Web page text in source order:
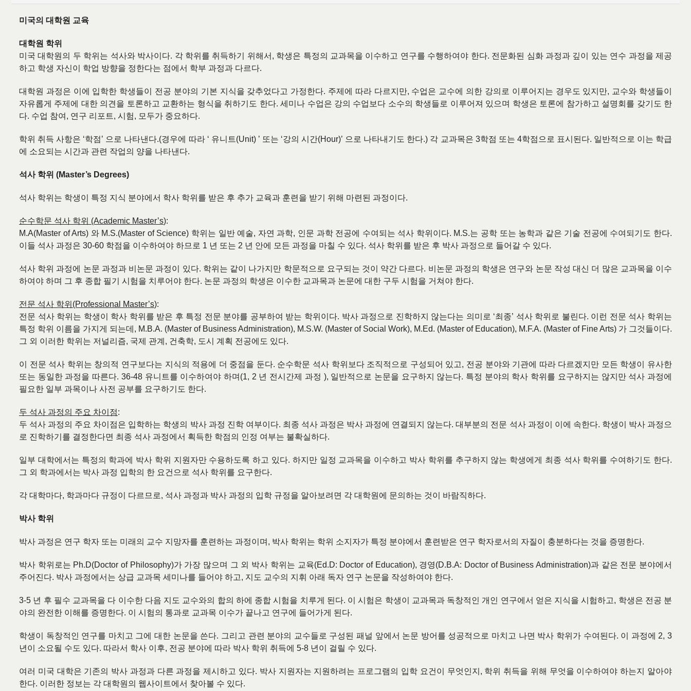
미국의 대학원 교육
대학원 학위
미국 대학원의 두 학위는 석사와 박사이다. 각 학위를 취득하기 위해서 , 학생은 특정의 교과목을 이수하고 연구를 수행하여야 한다. 전문화된 심화 과정과 깊이 있는 연수 과정을 제공
하고 학생 자신이 학업 방향을 정한다는 점에서 학부 과정과 다르다.
대학원 과정은 이에 입학한 학생들이 전공 분야의 기본 지식을 갖추었다고 가정한다. 주제에 따라 다르지만, 수업은 교수에 의한 강의로 이루어지는 경우도 있지만, 교수와 학생들이
자유롭게 주제에 대한 의견을 토론하고 교환하는 형식을 취하기도 한다.세미나 수업은 강의 수업보다 소수의 학생들로 이루어져 있으며 학생은 토론에 참가하고 설명회를 갖기도 한
다. 수업 참여 , 연구 리포트, 시험, 모두가 중요하다.
학위 취득 사항은 ‘학점’ 으로 나타낸다.(경우에 따라‘ 유니트(Unit) ’ 또는 ‘강의 시간(Hour)’ 으로 나타내기도 한다.) 각 교과목은 3학점 또는 4학점으로 표시된다. 일반적으로 이는 학급
에 소요되는 시간과 관련 작업의 양을 나타낸다.
석사 학위 (Master’s Degrees)
석사 학위는 학생이 특정 지식 분야에서 학사 학위를 받은 후 추가 교육과 훈련을 받기 위해 마련된 과정이다.
순수학문 석사 학위 (Academic Master’s):
M.A(Master of Arts) 와 M.S.(Master of Science) 학위는 일반 예술, 자연 과학, 인문 과학 전공에 수여되는 석사 학위이다. M.S.는 공학 또는 농학과 같은 기술 전공에 수여되기도 한다.
이들 석사 과정은 30-60 학점을 이수하여야 하므로 1 년 또는 2 년 안에 모든 과정을 마칠 수 있다. 석사 학위를 받은 후 박사 과정으로 들어갈 수 있다.
석사 학위 과정에 논문 과정과 비논문 과정이 있다. 학위는 같이 나가지만 학문적으로 요구되는 것이 약간 다르다. 비논문 과정의 학생은 연구와 논문 작성 대신 더 많은 교과목을 이수
하여야 하며 그 후 종합 필기 시험을 치루어야 한다. 논문 과정의 학생은 이수한 교과목과 논문에 대한 구두 시험을 거쳐야 한다.
전문 석사 학위 (Professional Master’s):
전문 석사 학위는 학생이 학사 학위를 받은 후 특정 전문 분야를 공부하여 받는 학위이다. 박사 과정으로 진학하지 않는다는 의미로 ‘최종’ 석사 학위로 불린다. 이런 전문 석사 학위는
특정 학위 이름을 가지게 되는데 , M.B.A. (Master of Business Administration), M.S.W. (Master of Social Work), M.Ed. (Master of Education), M.F.A. (Master of Fine Arts) 가 그것들이다.
그 외 이러한 학위는 저널리즘, 국제 관계 , 건축학, 도시 계획 전공에도 있다.
이 전문 석사 학위는 창의적 연구보다는 지식의 적용에 더 중점을 둔다. 순수학문 석사 학위보다 조직적으로 구성되어 있고, 전공 분야와 기관에 따라 다르겠지만 모든 학생이 유사한
또는 동일한 과정을 따른다. 36-48 유니트를 이수하여야 하며 (1, 2 년 전시간제 과정 ), 일반적으로 논문을 요구하지 않는다. 특정 분야의 학사 학위를 요구하지는 않지만 석사 과정에
필요한 일부 과목이나 사전 공부를 요구하기도 한다.
두 석사 과정의 주요 차이점:
두 석사 과정의 주요 차이점은 입학하는 학생의 박사 과정 진학 여부이다. 최종 석사 과정은 박사 과정에 연결되지 않는다.대부분의 전문 석사 과정이 이에 속한다. 학생이 박사 과정으
로 진학하기를 결정한다면 최종 석사 과정에서 획득한 학점의 인정 여부는 불확실하다.
일부 대학에서는 특정의 학과에 박사 학위 지원자만 수용하도록 하고 있다. 하지만 일정 교과목을 이수하고 박사 학위를 추구하지 않는 학생에게 최종 석사 학위를 수여하기도 한다.
그 외 학과에서는 박사 과정 입학의 한 요건으로 석사 학위를 요구한다.
각 대학마다, 학과마다 규정이 다르므로, 석사 과정과 박사 과정의 입학 규정을 알아보려면 각 대학원에 문의하는 것이 바람직하다.
박사 학위
박사 과정은 연구 학자 또는 미래의 교수 지망자를 훈련하는 과정이며 , 박사 학위는 학위 소지자가 특정 분야에서 훈련받은 연구 학자로서의 자질이 충분하다는 것을 증명한다.
박사 학위로는 Ph.D(Doctor of Philosophy)가 가장 많으며 그 외 박사 학위는 교육(Ed.D: Doctor of Education), 경영(D.B.A: Doctor of Business Administration)과 같은 전문 분야에서
주어진다. 박사 과정에서는 상급 교과목 세미나를 들어야 하고, 지도 교수의 지휘 아래 독자 연구 논문을 작성하여야 한다.
3-5 년 후 필수 교과목을 다 이수한 다음 지도 교수와의 합의 하에 종합 시험을 치루게 된다. 이 시험은 학생이 교과목과 독창적인 개인 연구에서 얻은 지식을 시험하고, 학생은 전공 분
야의 완전한 이해를 증명한다. 이 시험의 통과로 교과목 이수가 끝나고 연구에 들어가게 된다.
학생이 독창적인 연구를 마치고 그에 대한 논문을 쓴다. 그리고 관련 분야의 교수들로 구성된 패널 앞에서 논문 방어를 성공적으로 마치고 나면 박사 학위가 수여된다. 이 과정에 2, 3
년이 소요될 수도 있다. 따라서 학사 이후, 전공 분야에 따라 박사 학위 취득에 5-8 년이 걸릴 수 있다.
여러 미국 대학은 기존의 박사 과정과 다른 과정을 제시하고 있다. 박사 지원자는 지원하려는 프로그램의 입학 요건이 무엇인지 , 학위 취득을 위해 무엇을 이수하여야 하는지 알아야
한다. 이러한 정보는 각 대학원의 웹사이트에서 찾아볼 수 있다.